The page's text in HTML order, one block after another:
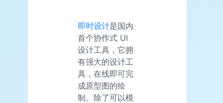
即时设计是国内
首个协作式 UI
设计工具，它拥
有强大的设计工
具，在线即可完
成原型图的绘
制。除了可以模